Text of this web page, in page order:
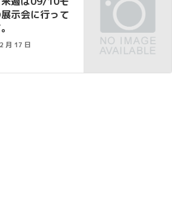
示会に行って
月 17 日